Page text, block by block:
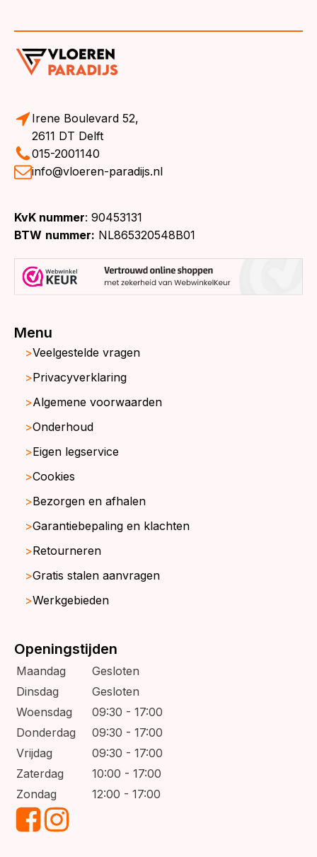
Irene Boulevard 52,
2611 DT Delft
015-2001140
info@vloeren-paradijs.nl
KvK nummer: 90453131
BTW nummer: NL865320548B01
Menu
Veelgestelde vragen
Privacyverklaring
Algemene voorwaarden
Onderhoud
Eigen legservice
Cookies
Bezorgen en afhalen
Garantiebepaling en klachten
Retourneren
Gratis stalen aanvragen
Werkgebieden
Openingstijden
Maandag
Gesloten
Dinsdag
Gesloten
Woensdag
09:30 - 17:00
Donderdag
09:30 - 17:00
Vrijdag
09:30 - 17:00
Zaterdag
10:00 - 17:00
Zondag
12:00 - 17:00